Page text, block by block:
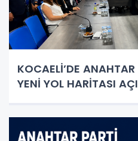
KOCAELİ’DE
YENİ YOL HARİTASI